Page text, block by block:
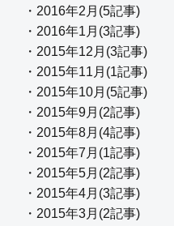
・2016年2月(5記事)
・2016年1月(3記事)
・2015年12月(3記事)
・2015年11月(1記事)
・2015年10月(5記事)
・2015年9月(2記事)
・2015年8月(4記事)
・2015年7月(1記事)
・2015年5月(2記事)
・2015年4月(3記事)
・2015年3月(2記事)